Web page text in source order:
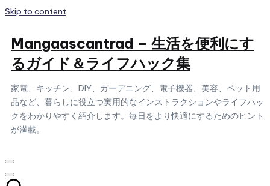
Skip to content
Mangaascantrad – 生活を便利にす
るガイド＆ライフハック集
家電、キッチン、DIY、ガーデニング、電子機器、美容、ペット用
品など、暮らしに役立つ実用的なインストラクションやライフハッ
クをわかりやすく紹介します。毎日をより快適にするためのヒント
が満載。